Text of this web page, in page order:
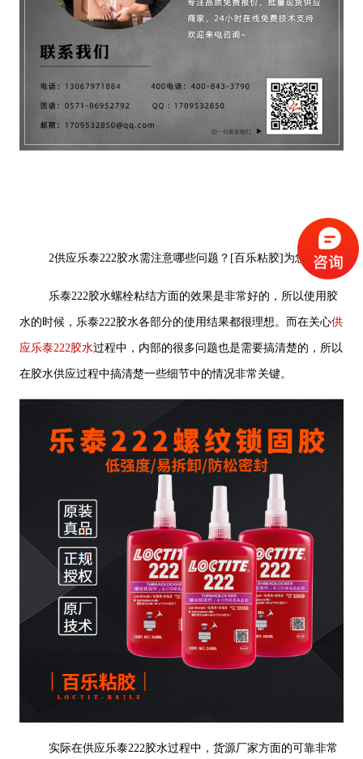
2供应乐泰222胶水需注意哪些问题？[百乐粘胶]为您关注
乐泰222胶水螺栓粘结方面的效果是非常好的，所以使用胶
水的时候，乐泰222胶水各部分的使用结果都很理想。而在关心供
应乐泰222胶水过程中，内部的很多问题也是需要搞清楚的，所以
在胶水供应过程中搞清楚一些细节中的情况非常关键。
实际在供应乐泰222胶水过程中，货源厂家方面的可靠非常